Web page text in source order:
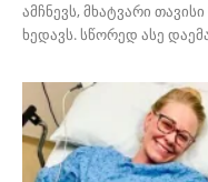
ამჩნევს, მხატვარი
ხედავს. სწორედ ასე